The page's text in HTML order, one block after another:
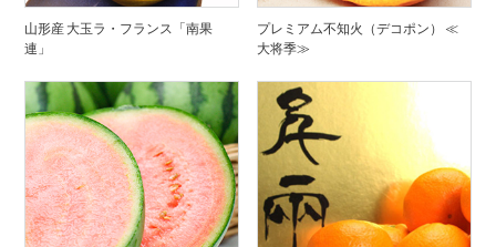
山形産 大玉ラ・フランス「南果
連」
プレミアム不知火（デコポン） ≪
大将季≫